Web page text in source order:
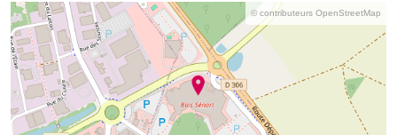
© contributeurs OpenStreetMap